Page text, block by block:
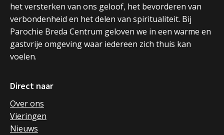
het versterken van ons geloof, het bevorderen van
verbondenheid en het delen van spiritualiteit. Bij
Parochie Breda Centrum geloven we in een warme en
gastvrije omgeving waar iedereen zich thuis kan
voelen.
Direct naar
Over ons
Vieringen
Nieuws